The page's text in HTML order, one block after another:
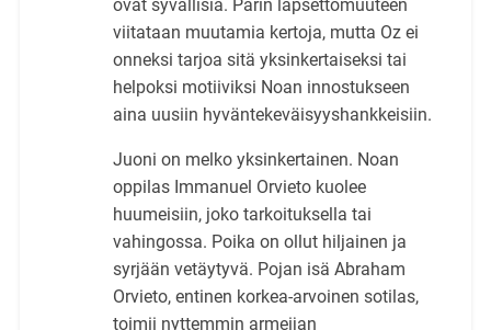
ovat syvällisiä. Parin lapsettomuuteen
viitataan muutamia kertoja, mutta Oz ei
onneksi tarjoa sitä yksinkertaiseksi tai
helpoksi motiiviksi Noan innostukseen
aina uusiin hyväntekeväisyyshankkeisiin.
Juoni on melko yksinkertainen. Noan
oppilas Immanuel Orvieto kuolee
huumeisiin, joko tarkoituksella tai
vahingossa. Poika on ollut hiljainen ja
syrjään vetäytyvä. Pojan isä Abraham
Orvieto, entinen korkea-arvoinen sotilas,
toimii nyttemmin armeijan